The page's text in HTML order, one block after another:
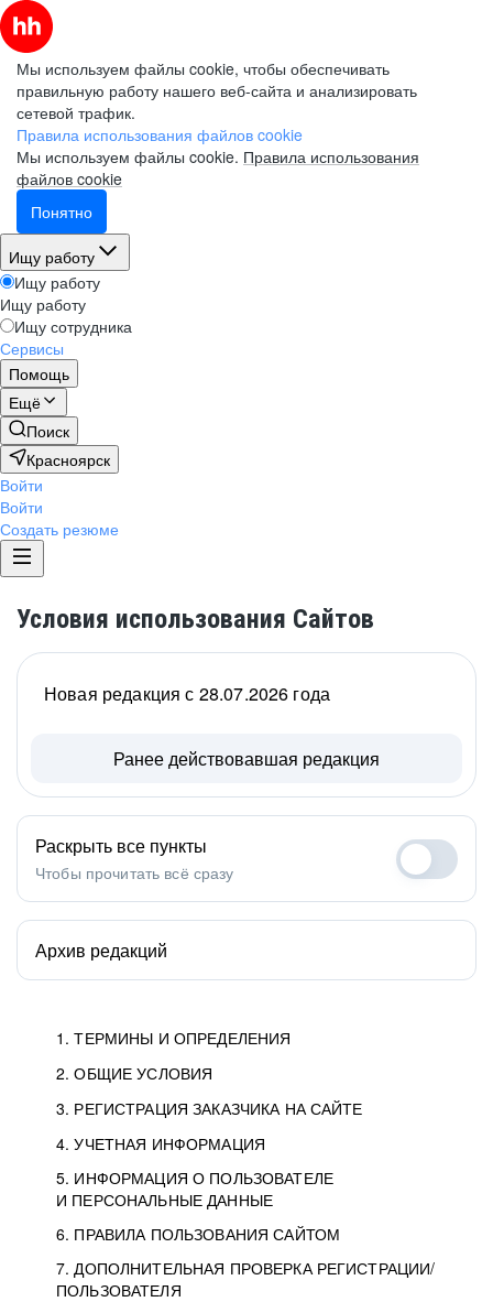
Мы используем файлы cookie, чтобы обеспечивать
правильную работу нашего веб-сайта и анализировать
сетевой трафик.
Правила использования файлов cookie
Мы используем файлы cookie. Правила использования
файлов cookie
Понятно
Ищу работу
Ищу работу
Ищу работу
Ищу сотрудника
Сервисы
Помощь
Ещё
Поиск
Красноярск
Войти
Войти
Создать резюме
Условия использования Сайтов
1. ТЕРМИНЫ И ОПРЕДЕЛЕНИЯ
2. ОБЩИЕ УСЛОВИЯ
3. РЕГИСТРАЦИЯ ЗАКАЗЧИКА НА САЙТЕ
4. УЧЕТНАЯ ИНФОРМАЦИЯ
5. ИНФОРМАЦИЯ О ПОЛЬЗОВАТЕЛЕ
И ПЕРСОНАЛЬНЫЕ ДАННЫЕ
6. ПРАВИЛА ПОЛЬЗОВАНИЯ САЙТОМ
7. ДОПОЛНИТЕЛЬНАЯ ПРОВЕРКА РЕГИСТРАЦИИ/
ПОЛЬЗОВАТЕЛЯ
Новая редакция с 28.07.2026 года
Ранее действовавшая редакция
Раскрыть все пункты
Чтобы прочитать всё сразу
Архив редакций